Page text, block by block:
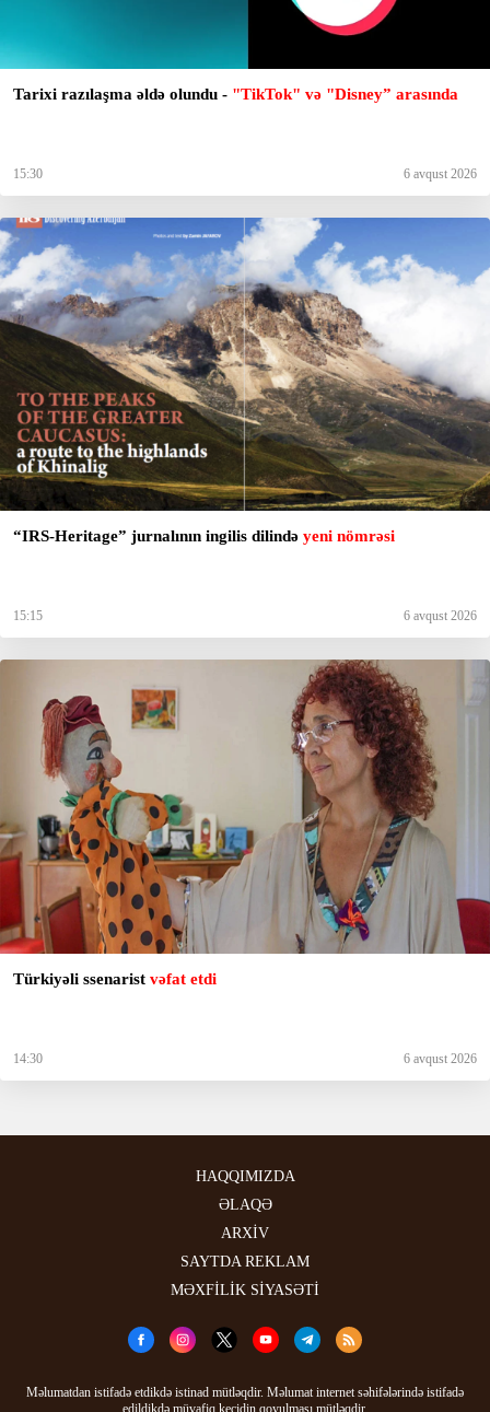
Tarixi razılaşma əldə olundu - "TikTok" və "Disney” arasında
15:30 6 avqust 2026
“IRS-Heritage” jurnalının ingilis dilində yeni nömrəsi
15:15 6 avqust 2026
Türkiyəli ssenarist vəfat etdi
14:30 6 avqust 2026
HAQQIMIZDA
ƏLAQƏ
ARXİV
SAYTDA REKLAM
MƏXFİLİK SİYASƏTİ
Məlumatdan istifadə etdikdə istinad mütləqdir. Məlumat internet səhifələrində istifadə
edildikdə müvafiq keçidin qoyulması mütləqdir.